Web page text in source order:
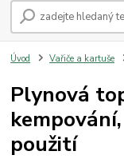
Úvod Vařiče a kartuše
Plynová
použití